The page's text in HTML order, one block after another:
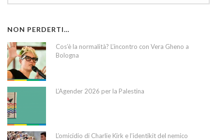
NON PERDERTI…
Cos’è la normalità? L’incontro con Vera Gheno a
Bologna
L’Agender 2026 per la Palestina
L’omicidio di Charlie Kirk e l’identikit del nemico